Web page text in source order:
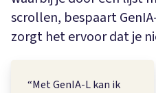
“Met GenIA-L kan ik
scrollen, bespaart
zorgt het ervoor dat je